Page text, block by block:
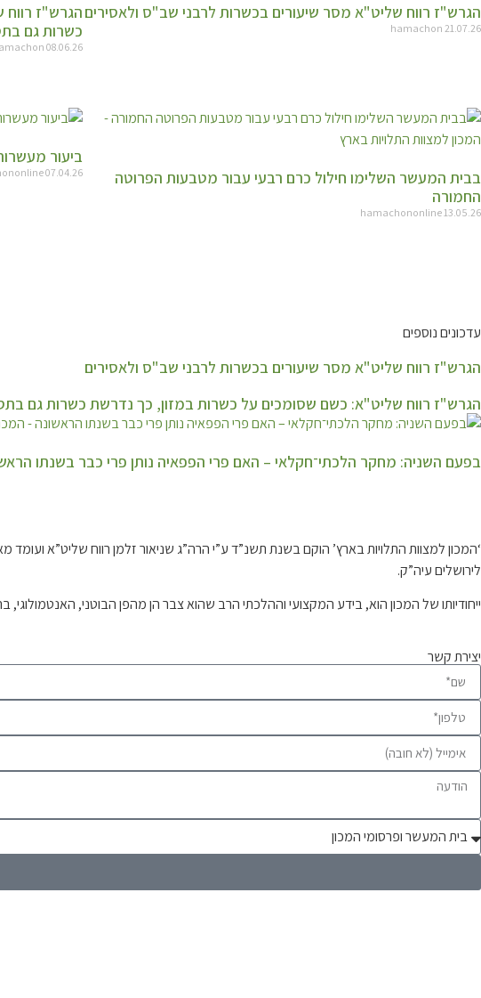
הגרש"ז רווח שליט"א מסר שיעורים בכשרות לרבני שב"ס ולאסירים
hamachon 21.07.26
הגרש"ז
כשרות גם
08.06.26
בבית המעשר השלימו חילול כרם רבעי עבור מטבעות הפרוטה
החמורה
hamachononline 13.05.26
ביעור
07.04.26
עדכונים נוספים
הגרש"ז רווח שליט"א מסר שיעורים בכשרות לרבני שב"ס ולאסירים
הגרש"ז רווח שליט"א: כשם שסומכים על כשרות במזון, כך נדרשת כשרות גם
בפעם השניה: מחקר הלכתי־חקלאי – האם פרי הפפאיה נותן פרי כבר בשנתו
‘המכון למצוות התלויות בארץ’ הוקם בשנת תשנ”ד ע”י הרה”ג שניאור זלמן רווח שליט”א
לירושלים עיה”ק.
ייחודיותו של המכון הוא, בידע המקצועי וההלכתי הרב שהוא צבר הן מהפן הבוטני,
יצירת קשר